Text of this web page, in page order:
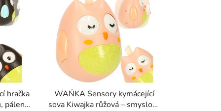
í
p
r
o
d
u
k
t
hračka
pálená
WAŃKA Sensory kymácející
sova Kiwajka růžová – smyslová